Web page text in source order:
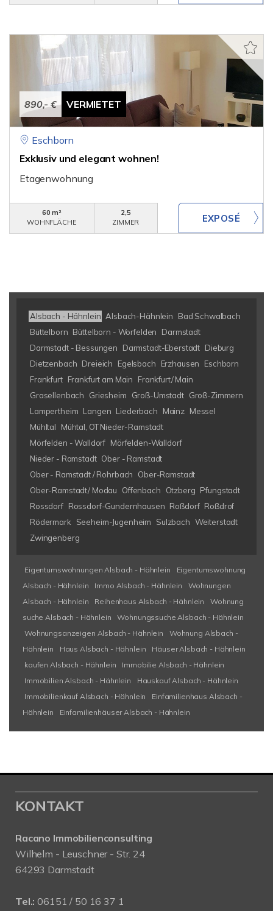
890,- € VERMIETET
Eschborn
Exklusiv und elegant wohnen!
Etagenwohnung
60 m²
WOHNFLÄCHE
2,5
ZIMMER
Alsbach - Hähnlein Alsbach-Hähnlein
Bad Schwalbach
Büttelborn Büttelborn - Worfelden
Darmstadt
Darmstadt - Bessungen
Darmstadt-Eberstadt Dieburg
Dietzenbach Dreieich Egelsbach Erzhausen
Eschborn
Frankfurt Frankfurt am Main
Frankfurt/ Main
Grasellenbach
Griesheim Groß-Umstadt Groß-Zimmern
Lampertheim Langen Liederbach Mainz Messel
Mühltal
Mühtal, OT Nieder-Ramstadt
Mörfelden - Walldorf Mörfelden-Walldorf
Nieder - Ramstadt Ober - Ramstadt
Ober - Ramstadt / Rohrbach
Ober-Ramstadt
Ober-Ramstadt/ Modau
Offenbach Otzberg Pfungstadt
Rossdorf Rossdorf-Gundernhausen Roßdorf Roßdrof
Rödermark
Seeheim-Jugenheim Sulzbach Weiterstadt
Zwingenberg
Eigentumswohnungen Alsbach - Hähnlein
Eigentumswohnung
Alsbach - Hähnlein
Immo Alsbach - Hähnlein
Wohnungen
Alsbach - Hähnlein
Reihenhaus Alsbach - Hähnlein
Wohnung
suche Alsbach - Hähnlein
Wohnungssuche Alsbach - Hähnlein
Wohnungsanzeigen Alsbach - Hähnlein
Wohnung Alsbach -
Hähnlein
Haus Alsbach - Hähnlein
Häuser Alsbach - Hähnlein
kaufen Alsbach - Hähnlein
Immobilie Alsbach - Hähnlein
Immobilien Alsbach - Hähnlein
Hauskauf Alsbach - Hähnlein
Immobilienkauf Alsbach - Hähnlein
Einfamilienhaus Alsbach -
Hähnlein
Einfamilienhäuser Alsbach - Hähnlein
KONTAKT
Racano Immobilienconsulting
Wilhelm - Leuschner - Str. 24
64293 Darmstadt
Tel.: 06151 / 50 16 37 1